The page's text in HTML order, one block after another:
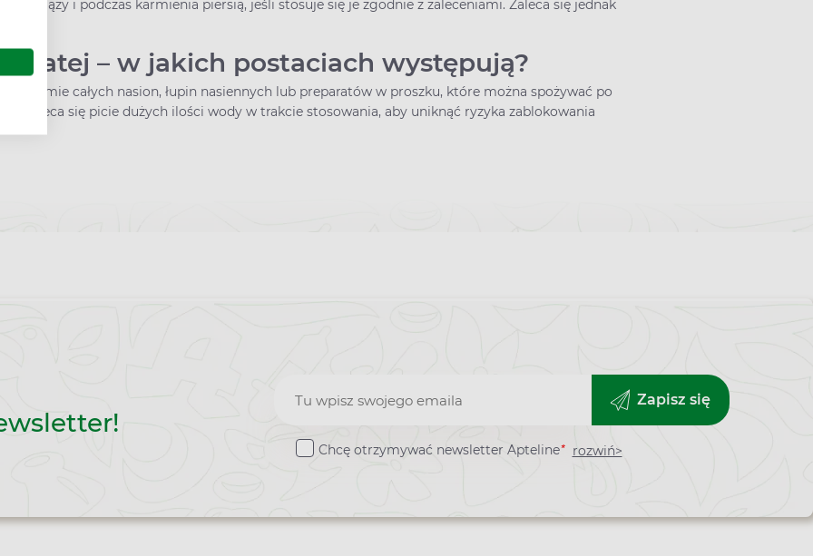
w ciąży i podczas karmienia piersią, jeśli stosuje się je zgodnie z zaleceniami. Zaleca się jednak
– w jakich postaciach występują?
w formie całych nasion, łupin nasiennych lub preparatów w proszku, które można spożywać po
Zaleca się picie dużych ilości wody w trakcie stosowania, aby uniknąć ryzyka zablokowania
Zapisz
do
Zapisz się
Chcę otrzymywać newsletter Apteline* rozwiń>